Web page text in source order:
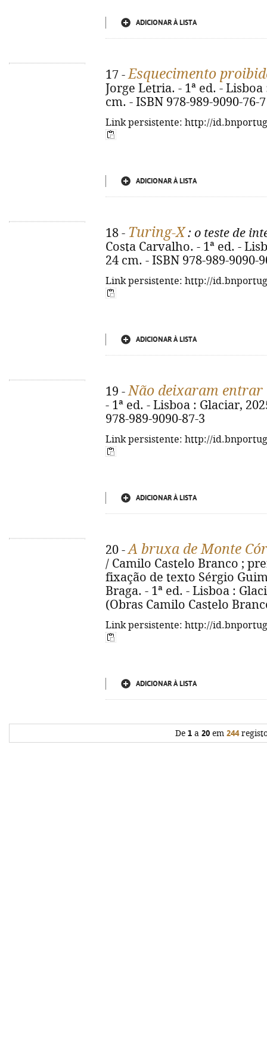
ADICIONAR À LISTA
17 -Esquecimento
Jorge Letria. - 1ª ed. -
cm. - ISBN 978-989-9090-76-7
Link persistente: http://
ADICIONAR À LISTA
18 - Turing-X : o teste de
Costa Carvalho. - 1ª ed. -
24 cm. - ISBN 978-989-9090-
Link persistente: http://
ADICIONAR À LISTA
19 -Não deixaram entrar
- 1ª ed. - Lisboa : Glaciar,
978-989-9090-87-3
Link persistente: http://
ADICIONAR À LISTA
20 -A bruxa de Monte
/ Camilo Castelo Branco ;
fixação de texto Sérgio
Braga. - 1ª ed. - Lisboa :
(Obras Camilo Castelo
Link persistente: http://
ADICIONAR À LISTA
De 1 a 20 em 244